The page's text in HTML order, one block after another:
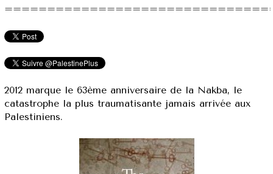
2012 marque le 63ème anniversaire de la Nakba, le
catastrophe la plus traumatisante jamais arrivée aux
Palestiniens.